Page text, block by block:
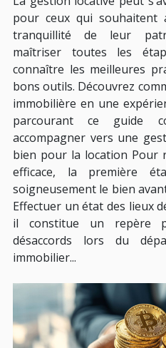
pour ceux qui
tranquillité de leur
maîtriser toutes les
connaître les meilleures
bons outils. Découvrez
immobilière en une
parcourant ce guide
accompagner vers une
bien pour la location Pour
efficace, la première
soigneusement le bien
Effectuer un état des lieux
il constitue un repère
désaccords lors du
immobilier...